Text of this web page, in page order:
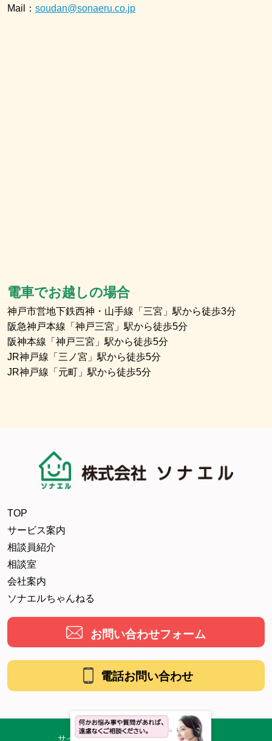
Mail： soudan@sonaeru.co.jp
電車でお越しの場合
神戸市営地下鉄西神・山手線「三宮」駅から徒歩3分
阪急神戸本線「神戸三宮」駅から徒歩5分
阪神本線「神戸三宮」駅から徒歩5分
JR神戸線「三ノ宮」駅から徒歩5分
JR神戸線「元町」駅から徒歩5分
TOP
サービス案内
相談員紹介
相談室
会社案内
ソナエルちゃんねる
お問い合わせフォーム
電話お問い合わせ
サイトマップ プライバシーポリシー